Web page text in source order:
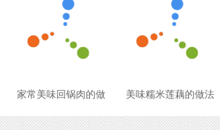
家常美味回锅肉的做 美味糯米莲藕的做法